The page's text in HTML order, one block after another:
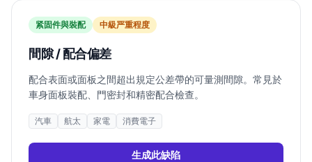
紧固件與裝配 中級严重程度
間隙 / 配合偏差
配合表面或面板之間超出規定公差帶的可量測間隙。常見於
車身面板裝配、門密封和精密配合檢查。
汽車 航太 家電 消費電子
生成此缺陷